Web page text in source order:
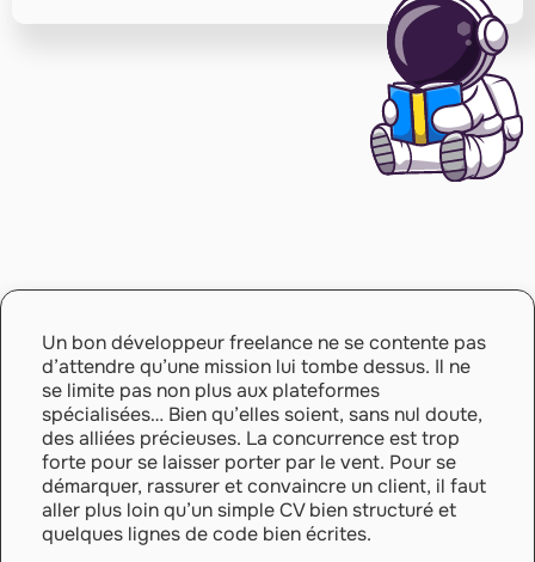
Un bon développeur freelance ne se contente pas
d’attendre qu’une mission lui tombe dessus. Il ne
se limite pas non plus aux plateformes
spécialisées… Bien qu’elles soient, sans nul doute,
des alliées précieuses. La concurrence est trop
forte pour se laisser porter par le vent. Pour se
démarquer, rassurer et convaincre un client, il faut
aller plus loin qu’un simple CV bien structuré et
quelques lignes de code bien écrites.